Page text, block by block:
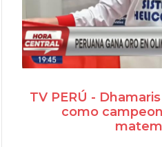
TV PERÚ -
como